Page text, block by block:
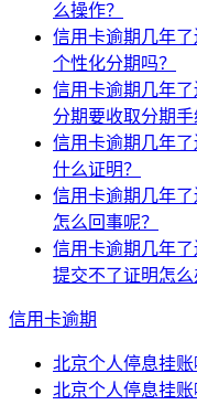
么操作？
信用卡逾期几年
个性化分期吗？
信用卡逾期几年
分期要收取分期手
信用卡逾期几年
什么证明？
信用卡逾期几年
怎么回事呢？
信用卡逾期几年
提交不了证明怎么
信用卡逾期
北京个人停息挂
北京个人停息挂